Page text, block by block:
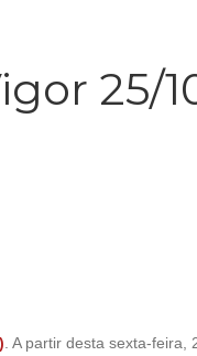
25/
. A partir desta sexta-